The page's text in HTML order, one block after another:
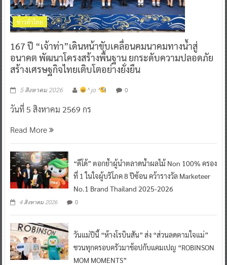
ข่าวทั่วไทย
167 ปี “เจ้าท่า”เดินหน้าขับเคลื่อนคมนาคมทางน้ำสู่
อนาคต พัฒนาโครงสร้างพื้นฐาน ยกระดับความปลอดภัย
สร้างเศรษฐกิจไทยเติบโตอย่างยั่งยืน
5 สิงหาคม 2026 ^ jo ^ 0
วันที่ 5 สิงหาคม 2569 กร
Read More
“ดีโด้” ตอกย้ำผู้นำตลาดน้ำผลไม้ Non 100% ครอง
ที่ 1 ในใจผู้บริโภค 8 ปีซ้อน คว้ารางวัล Marketeer
No.1 Brand Thailand 2025-2026
4 สิงหาคม 2026 0
วันแม่ปีนี้ “ห้างโรบินสัน” ส่ง “ส่วนลดตามใจแม่”
ชวนทุกครอบครัวมาช้อปกับแคมเปญ “ROBINSON
MOM MOMENTS”